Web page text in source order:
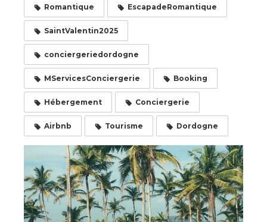
Romantique EscapadeRomantique
SaintValentin2025
conciergeriedordogne
MServicesConciergerie Booking
Hébergement Conciergerie
Airbnb Tourisme Dordogne